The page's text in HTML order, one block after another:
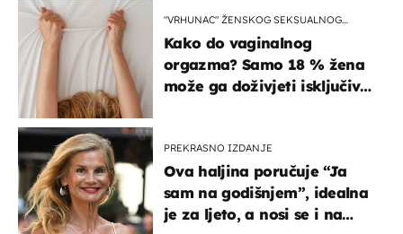
"VRHUNAC" ŽENSKOG SEKSUALNOG
Kako do vaginalnog
orgazma? Samo 18 % žena
može ga doživjeti isključivo
PREKRASNO IZDANJE
Ova haljina poručuje “Ja
sam na godišnjem”, idealna
je za ljeto, a nosi se i na